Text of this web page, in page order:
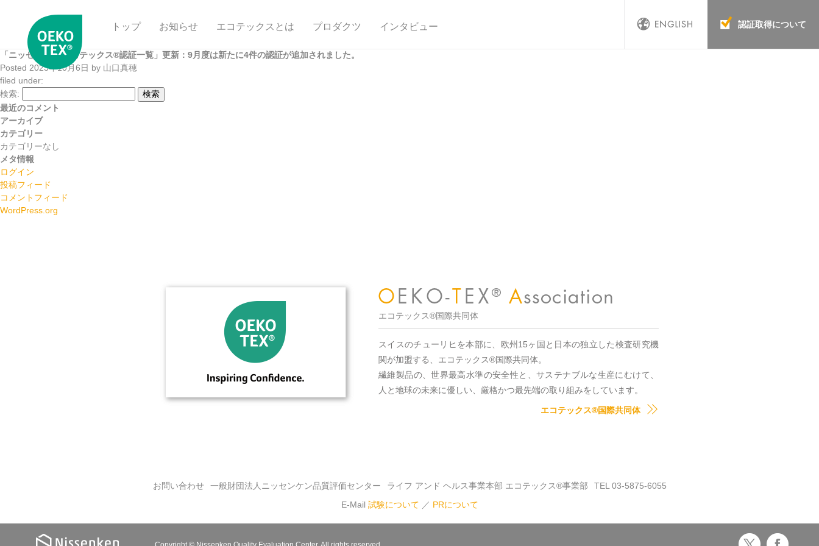
トップ お知らせ エコテックスとは プロダクツ インタビュー 認証取得について
「ニッセンケン エコテックス®認証一覧」更新：9月度は新たに4件の認証が追加されました。
Posted 2023年10月6日 by 山口真穂
filed under:
検索:
検索
最近のコメント
アーカイブ
カテゴリー
カテゴリーなし
メタ情報
ログイン
投稿フィード
コメントフィード
WordPress.org
エコテックス®国際共同体
スイスのチューリヒを本部に、欧州15ヶ国と日本の独立した検査研究機
関が加盟する、エコテックス®国際共同体。
繊維製品の、世界最高水準の安全性と、サステナブルな生産にむけて、
人と地球の未来に優しい、厳格かつ最先端の取り組みをしています。
エコテックス®国際共同体
お問い合わせ 一般財団法人ニッセンケン品質評価センター ライフ アンド ヘルス事業本部 エコテックス®事業部
TEL 03-5875-6055
E-Mail 試験について ／ PRについて